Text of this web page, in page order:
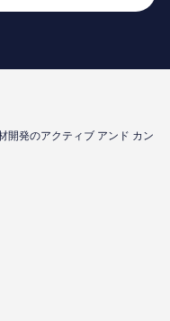
開発のアクティブ アンド カン